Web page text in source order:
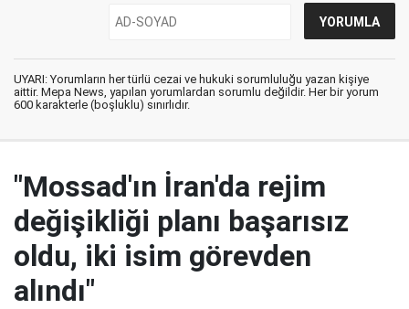
UYARI: Yorumların her türlü cezai ve hukuki sorumluluğu yazan kişiye
aittir. Mepa News, yapılan yorumlardan sorumlu değildir. Her bir yorum
600 karakterle (boşluklu) sınırlıdır.
"Mossad'ın İran'da rejim
değişikliği planı başarısız
oldu, iki isim görevden
alındı"